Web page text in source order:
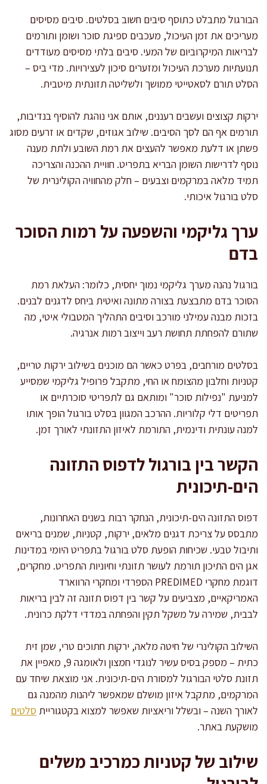
הבורגול מתבלט כתוסף סיבים חשוב בסלטים. סיבים מסיסים
מעריכים את זמן העיכול, מעכבים ספיגת סוכר ושומן ותורמים
לבריאות המיקרוביום של המעי. סיבים בלתי מסיסים מעודדים
תנועתיות מערכת העיכול ומזערים סיכון לעצירויות. מדי ביס –
הסלט תורם לסאטייטי ממושך ולשליטה תזונתית מיטבית.
ירקות קצוצים ועשבים רעננים, אותם אני נוהגת להוסיף בנדיבות,
תורמים אף הם לסך הסיבים. שילוב אגוזים, שקדים או זרעים מסוג
פשתן או דלעת מאפשר להעצים את רמת השובע ולתת מענה
נוסף לדרישות השומן הבריא בתפריט. חוויית ההכנה והצריכה
תמיד מלאה במרקמים וצבעים – חלק מהחוויה הקולינרית של
סלט בורגול איכותי.
ערך גליקמי והשפעה על רמות הסוכר
בדם
בורגול נהנה מערך גליקמי נמוך יחסית, כלומר: העלאת רמת
הסוכר בדם מתבצעת בצורה מתונה ואיטית ביחס לדגנים לבנים.
בזכות מבנה עמילני מורכב וסיבים התהליך המטבולי איטי, מה
שתורם להפחתת תחושת רעב וייצוב רמות אנרגיה.
בסלטים מורחבים, בפרט כאשר הם מוכנים בשילוב ירקות טריים,
קטניות וחלבון מהצומח או החי, מתקבל פרופיל גליקמי שמסייע
למניעת "נפילות סוכר" ומותאם גם לתפריטי סוכרתיים או
תפריטים דלי קלוריות. ההרכב המגוון בסלט בורגול הופך אותו
למנה עונתית ודינמית, התורמת לאיזון התזונתי לאורך זמן.
הקשר בין בורגול לדפוס התזונה
הים-תיכונית
דפוס התזונה הים-תיכונית, הנחקר רבות בשנים האחרונות,
מתבסס על צריכת דגנים מלאים, ירקות, קטניות, שמנים בריאים
ותיבול טבעי. שכיחות הופעת סלט בורגול בתפריט היומי במדינות
אגן הים התיכון תורמת לעושר תזונתי וחיוניות התפריט. מחקרים,
דוגמת מחקרי PREDIMED הספרדי ומחקרי הרווארד
האמריקאיים, מצביעים על קשר בין דפוס תזונה זה לבין בריאות
לבבית, שמירה על משקל תקין והפחתה במדדי דלקת כרונית.
השילוב הקולינרי של חיטה מלאה, ירקות חתוכים טרי, שמן זית
כתית – מספק בסיס עשיר לנוגדי חמצון ולאומגה 9, מאפיין את
תזונת סלטי הבורגול למסורת הים-תיכונית. אני מוצאת שיחד עם
המרקמים, מתקבל איזון מושלם שמאפשר ליהנות מהמנה גם
לאורך השנה – ובשלל וריאציות שאפשר למצוא בקטגוריית סלטים
מושקעת באתר.
שילוב של קטניות כמרכיב משלים